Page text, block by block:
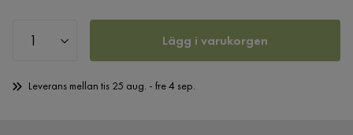
Lägg i varukorgen
Leverans mellan tis 25 aug. - fre 4 sep.